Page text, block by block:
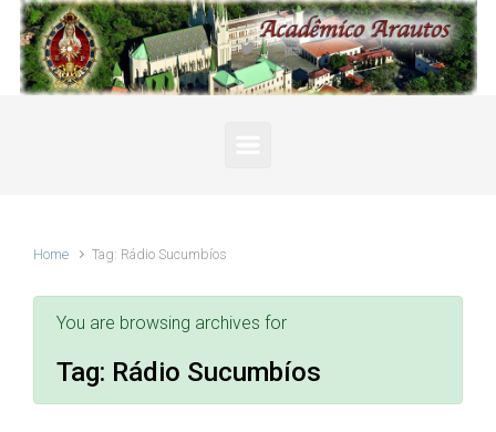
Skip to main content
Home Tag: Rádio Sucumbíos
You are browsing archives for
Tag: Rádio Sucumbíos